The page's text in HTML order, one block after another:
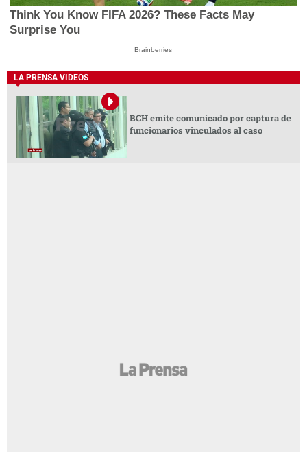
Think You Know FIFA 2026? These Facts May
Surprise You
Brainberries
LA PRENSA VIDEOS
BCH emite comunicado por captura de
funcionarios vinculados al caso